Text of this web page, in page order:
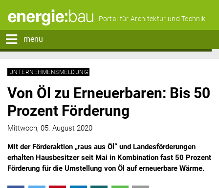
Portal für Architektur und Technik
menu
UNTERNEHMENSMELDUNG
Von Öl zu Erneuerbaren: Bis 50
Prozent Förderung
Mittwoch, 05. August 2020
Mit der Förderaktion „raus aus Öl“ und Landesförderungen
erhalten Hausbesitzer seit Mai in Kombination fast 50 Prozent
Förderung für die Umstellung von Öl auf erneuerbare Wärme.